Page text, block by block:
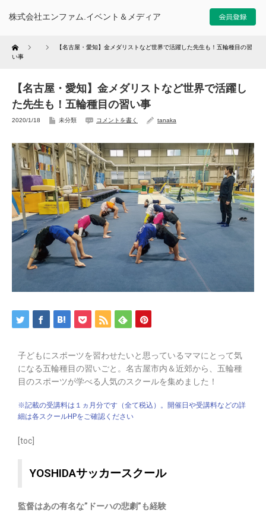
株式会社エンファム.イベント＆メディア
Home
【名古屋・愛知】金メダリストなど世界で活躍した先生も！五輪種目の習
い事
【名古屋・愛知】金メダリストなど世界で活躍し
た先生も！五輪種目の習い事
2020/1/18 未分類 コメントを書く tanaka
子どもにスポーツを習わせたいと思っているママにとって気
になる五輪種目の習いごと。名古屋市内＆近郊から、五輪種
目のスポーツが学べる人気のスクールを集めました！
※記載の受講料は１ヵ月分です（全て税込）。開催日や受講料などの詳
細は各スクールHPをご確認ください
[toc]
YOSHIDAサッカースクール
監督はあの有名な”ドーハの悲劇”も経験​